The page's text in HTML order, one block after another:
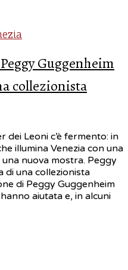
Guggenheim
collezionista
dei Leoni c’è fermento: in
illumina Venezia con una
nuova mostra. Peggy
di una collezionista
di Peggy Guggenheim
aiutata e, in alcuni